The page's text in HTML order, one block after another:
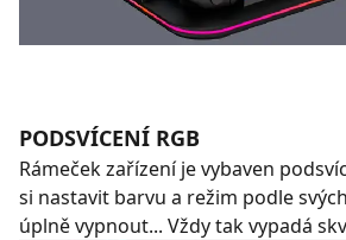
PODSVÍCENÍ RGB
Rámeček zařízení je vybaven
si nastavit barvu a režim podle
úplně vypnout... Vždy tak vypadá